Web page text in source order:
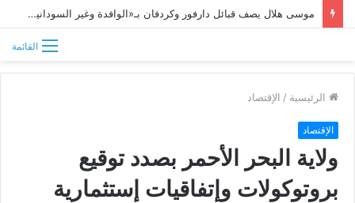
موسى هلال يصف قبائل دارفور وكردفان بـ«الوافدة وغير السودانية»
القائمة
الرئيسية / الإقتصاد
الإقتصاد
ولاية البحر الأحمر بصدد توقيع
بروتوكولات وإتفاقيات إستثمارية